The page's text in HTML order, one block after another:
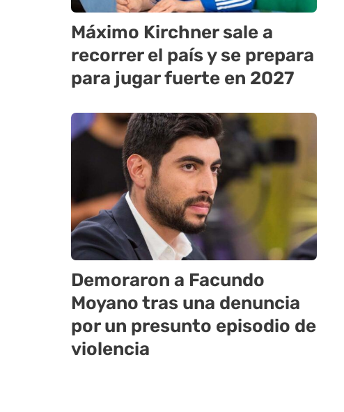
Máximo Kirchner sale a
recorrer el país y se prepara
para jugar fuerte en 2027
Demoraron a Facundo
Moyano tras una denuncia
por un presunto episodio de
violencia